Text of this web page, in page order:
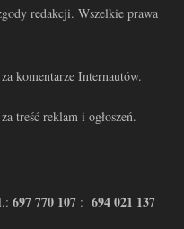
redakcji. Wszelkie prawa
komentarze Internautów.
treść reklam i ogłoszeń.
697 770 107 : 694 021 137